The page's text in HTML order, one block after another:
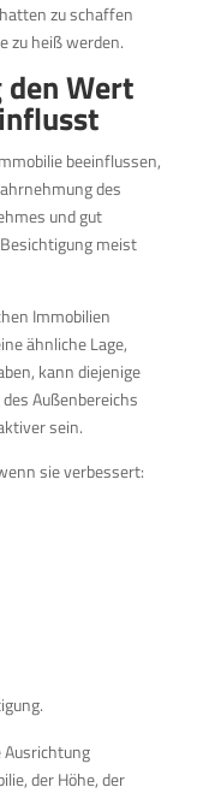
zu schaffen
zu heiß werden.
Wert
beeinflussen,
des
und gut
meist
Immobilien
ähnliche Lage,
kann diejenige
Außenbereichs
sein.
sie verbessert:
der Höhe, der